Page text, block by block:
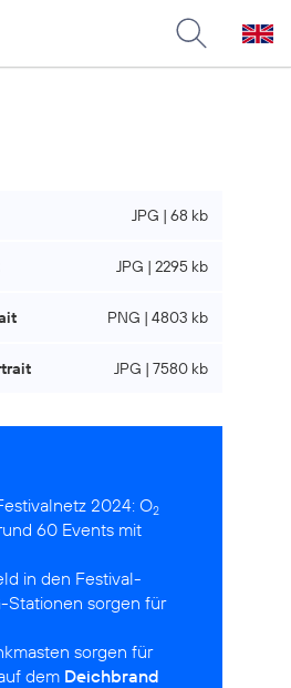
JPG | 68 kb
JPG | 2295 kb
PNG | 4803 kb
JPG | 7580 kb
2024:O2
60 Events mit
in den Festival-
Stationen sorgen für
sorgen für
dem Deichbrand